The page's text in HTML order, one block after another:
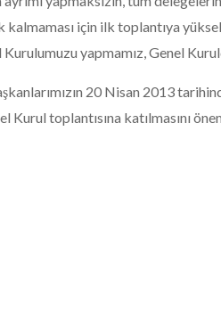
için ilk toplantıya
yapmamız, Genel
20 Nisan 2013
toplantısına katılmasını